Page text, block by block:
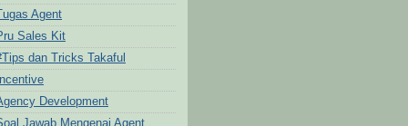
Agent
Sales Kit
dan Tricks Takaful
Development
Jawab Mengenai Agent